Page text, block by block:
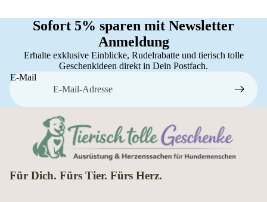
Sofort 5% sparen mit Newsletter
Anmeldung
Erhalte exklusive Einblicke, Rudelrabatte und tierisch tolle
Geschenkideen direkt in Dein Postfach.
E-Mail
Für Dich. Fürs Tier. Fürs Herz.